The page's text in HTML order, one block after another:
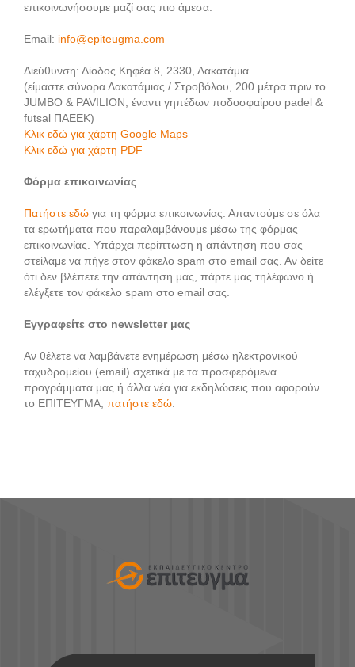
επικοινωνήσουμε μαζί σας πιο άμεσα.
Email: info@epiteugma.com
Διεύθυνση: Δίοδος Κηφέα 8, 2330, Λακατάμια
(είμαστε σύνορα Λακατάμιας / Στροβόλου, 200 μέτρα πριν το
JUMBO & PAVILION, έναντι γηπέδων ποδοσφαίρου padel &
futsal ΠΑΕΕΚ)
Κλικ εδώ για χάρτη Google Maps
Κλικ εδώ για χάρτη PDF
Φόρμα επικοινωνίας
Πατήστε εδώ για τη φόρμα επικοινωνίας. Απαντούμε σε όλα
τα ερωτήματα που παραλαμβάνουμε μέσω της φόρμας
επικοινωνίας. Υπάρχει περίπτωση η απάντηση που σας
στείλαμε να πήγε στον φάκελο spam στο email σας. Αν δείτε
ότι δεν βλέπετε την απάντηση μας, πάρτε μας τηλέφωνο ή
ελέγξετε τον φάκελο spam στο email σας.
Εγγραφείτε στο newsletter μας
Αν θέλετε να λαμβάνετε ενημέρωση μέσω ηλεκτρονικού
ταχυδρομείου (email) σχετικά με τα προσφερόμενα
προγράμματα μας ή άλλα νέα για εκδηλώσεις που αφορούν
το ΕΠΙΤΕΥΓΜΑ, πατήστε εδώ.